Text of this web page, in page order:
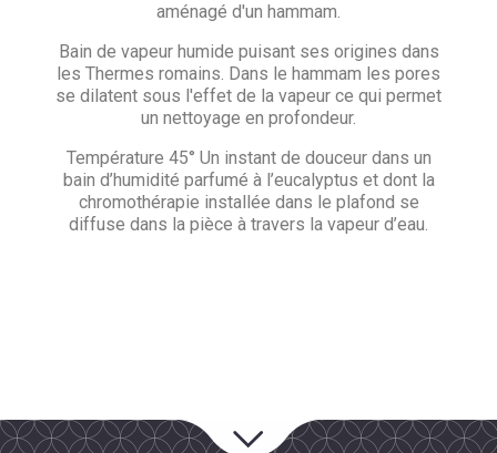
aménagé d'un hammam.
Bain de vapeur humide puisant ses origines dans
les Thermes romains. Dans le hammam les pores
se dilatent sous l'effet de la vapeur ce qui permet
un nettoyage en profondeur.
Température 45° Un instant de douceur dans un
bain d’humidité parfumé à l’eucalyptus et dont la
chromothérapie installée dans le plafond se
diffuse dans la pièce à travers la vapeur d’eau.